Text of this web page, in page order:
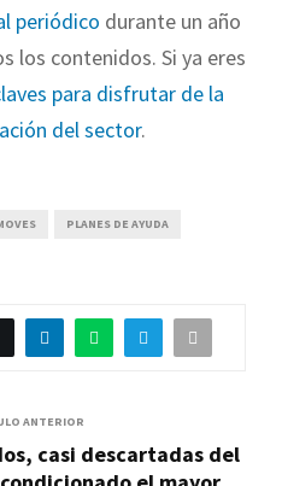
periódico durante un año
los contenidos. Si ya eres
para disfrutar de la
del sector.
PLANES DE AYUDA
ANTERIOR
casi descartadas del